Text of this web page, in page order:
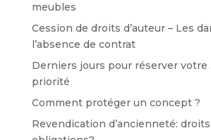
meubles
Cession de droits d’auteur – Les
l’absence de contrat
Derniers jours pour réserver votre
priorité
Comment protéger un concept ?
Revendication d’ancienneté: